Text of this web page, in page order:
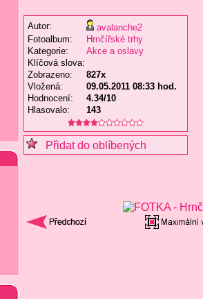
Autor:
avalanche2
Fotoalbum:
Hrnčířské trhy
Kategorie:
Akce a oslavy
Klíčová slova:
Zobrazeno:
827x
Vložená:
09.05.2011 08:33 hod.
Hodnocení:
4.34/10
Hlasovalo:
143
Přidat do oblíbených